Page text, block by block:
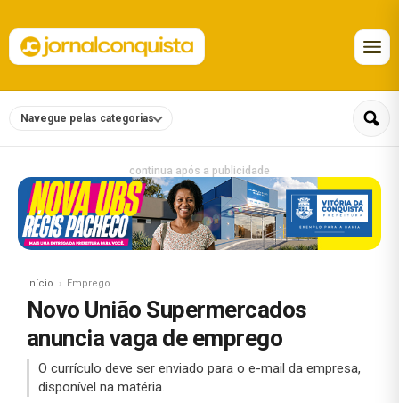
Navegue pelas categorias
continua após a publicidade
Início Emprego
Novo União Supermercados
anuncia vaga de emprego
O currículo deve ser enviado para o e-mail da empresa,
disponível na matéria.